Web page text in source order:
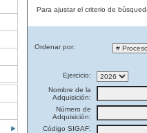
Para ajustar el criterio de
Ordenar por:
Ejercicio:
Nombre de la
Adquisición:
Número de
Adquisición:
Código SIGAF: